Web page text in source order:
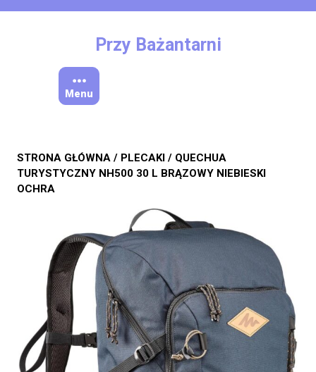
Przy Bażantarni
Menu
STRONA GŁÓWNA / PLECAKI / QUECHUA
TURYSTYCZNY NH500 30 L BRĄZOWY NIEBIESKI
OCHRA